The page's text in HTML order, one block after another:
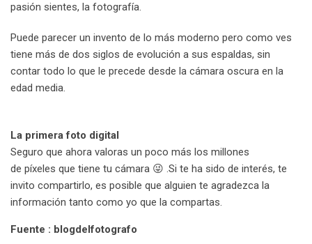
pasión sientes, la fotografía.
Puede parecer un invento de lo más moderno pero como ves
tiene más de dos siglos de evolución a sus espaldas, sin
contar todo lo que le precede desde la cámara oscura en la
edad media.
La primera foto digital
Seguro que ahora valoras un poco más los millones
de píxeles que tiene tu cámara 😜 .Si te ha sido de interés, te
invito compartirlo, es posible que alguien te agradezca la
información tanto como yo que la compartas.
Fuente : blogdelfotografo